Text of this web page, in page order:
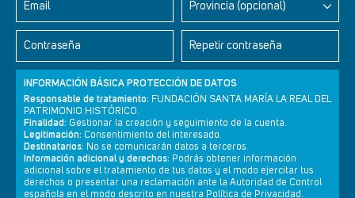
Email Provincia (opcional)
Contraseña Repetir contraseña
INFORMACIÓN BÁSICA PROTECCIÓN DE DATOS
Responsable de tratamiento: FUNDACIÓN SANTA MARÍA LA REAL DEL
PATRIMONIO HISTÓRICO.
Finalidad: Gestionar la creación y seguimiento de la cuenta.
Legitimación: Consentimiento del interesado.
Destinatarios: No se comunicarán datos a terceros.
Información adicional y derechos: Podrás obtener información
adicional sobre el tratamiento de tus datos y el modo ejercitar tus
derechos o presentar una reclamación ante la Autoridad de Control
española en el modo descrito en nuestra Política de Privacidad.
Curiosidades Históricas 17 - Torre de Hércules
Newsletter Aviso legal Política de privacidad Política de cookies